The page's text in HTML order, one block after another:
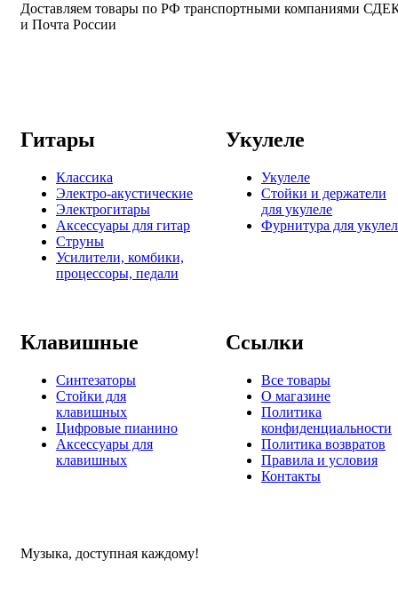
Доставляем товары по РФ транспортными компаниями
и Почта России
Гитары
Классика
Электро-акустические
Электрогитары
Аксессуары для гитар
Струны
Усилители, комбики,
процессоры, педали
Укулеле
Укулеле
Стойки и держатели
для укулеле
Фурнитура для
Клавишные
Синтезаторы
Стойки для
клавишных
Цифровые пианино
Аксессуары для
клавишных
Ссылки
Все товары
О магазине
Политика
конфиденциальности
Политика возвратов
Правила и условия
Контакты
Музыка, доступная каждому!